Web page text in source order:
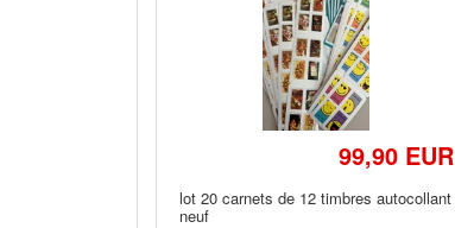
99,90 EUR
lot 20 carnets de 12 timbres autocollant
neuf